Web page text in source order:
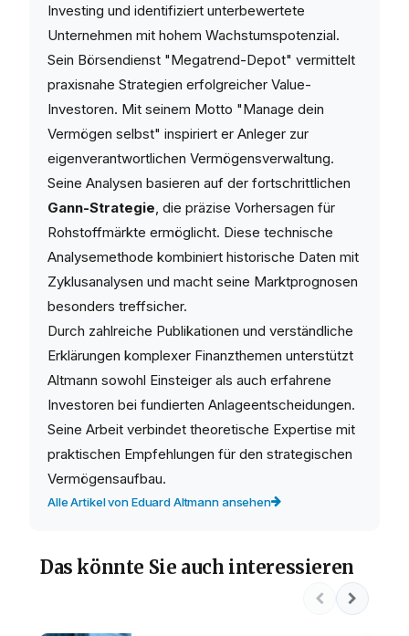
Investing und identifiziert unterbewertete
Unternehmen mit hohem Wachstumspotenzial.
Sein Börsendienst "Megatrend-Depot" vermittelt
praxisnahe Strategien erfolgreicher Value-
Investoren. Mit seinem Motto "Manage dein
Vermögen selbst" inspiriert er Anleger zur
eigenverantwortlichen Vermögensverwaltung.
Seine Analysen basieren auf der fortschrittlichen
Gann-Strategie , die präzise Vorhersagen für
Rohstoffmärkte ermöglicht. Diese technische
Analysemethode kombiniert historische Daten mit
Zyklusanalysen und macht seine Marktprognosen
besonders treffsicher.
Durch zahlreiche Publikationen und verständliche
Erklärungen komplexer Finanzthemen unterstützt
Altmann sowohl Einsteiger als auch erfahrene
Investoren bei fundierten Anlageentscheidungen.
Seine Arbeit verbindet theoretische Expertise mit
praktischen Empfehlungen für den strategischen
Vermögensaufbau.
Alle Artikel von Eduard Altmann ansehen
Das könnte Sie auch interessieren